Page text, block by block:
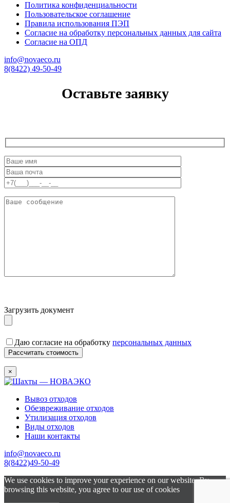
Политика конфиденциальности
Пользовательское соглашение
Правила использования ПЭП
Согласие на обработку персональных данных для сайта
Согласие на ОПД
info@novaeco.ru
8(8422) 49-50-49
Оставьте заявку
Загрузить документ
Даю согласие на обработку персональных данных
×
Вывоз отходов
Обезвреживание отходов
Утилизация отходов
Виды отходов
Наши контакты
info@novaeco.ru
8(8422)49-50-49
We use cookies to improve your experience on our website. By
browsing this website, you agree to our use of cookies